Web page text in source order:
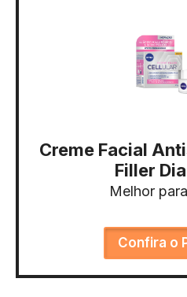
Creme Facial
Filler
Melhor
Confira o